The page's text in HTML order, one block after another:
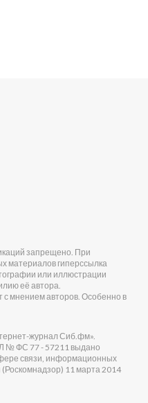
запрещено. При
материалов гиперссылка
или иллюстрации
её автора.
с мнением авторов. Особенно в
журнал Сиб.фм».
№ ФС 77 - 57211 выдано
связи, информационных
11 марта 2014